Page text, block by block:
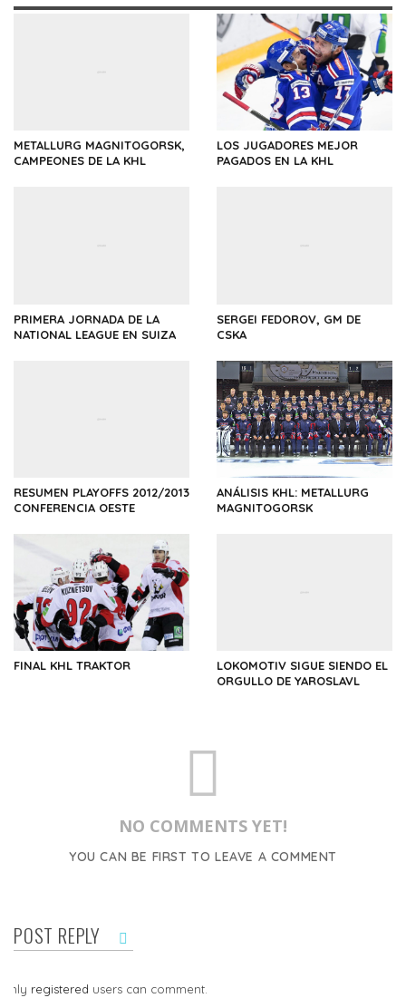
METALLURG MAGNITOGORSK,
CAMPEONES DE LA KHL
LOS JUGADORES MEJOR
PAGADOS EN LA KHL
PRIMERA JORNADA DE LA
NATIONAL LEAGUE EN SUIZA
SERGEI FEDOROV, GM DE
CSKA
RESUMEN PLAYOFFS 2012/2013
CONFERENCIA OESTE
ANÁLISIS KHL: METALLURG
MAGNITOGORSK
FINAL KHL TRAKTOR
LOKOMOTIV SIGUE SIENDO EL
ORGULLO DE YAROSLAVL
NO COMMENTS YET!
YOU CAN BE FIRST TO LEAVE A COMMENT
POST REPLY
Only registered users can comment.